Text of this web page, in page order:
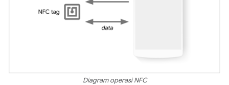
Diagram operasi NFC